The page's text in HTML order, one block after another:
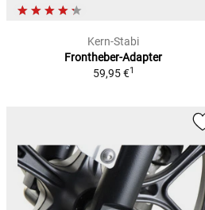
Kern-Stabi
Frontheber-Adapter
59,95 €1